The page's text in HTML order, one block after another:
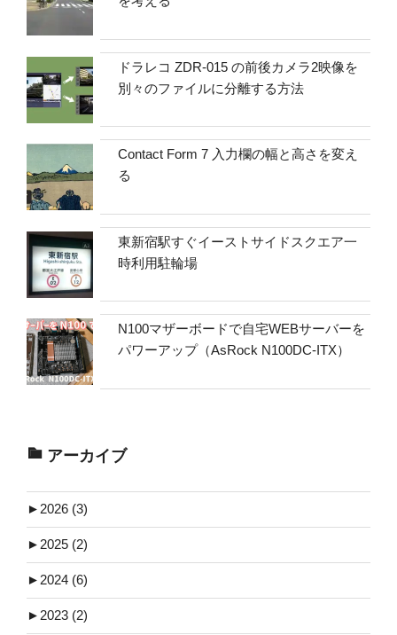
ドラレコ ZDR-015 の前後カメラ2映像を
別々のファイルに分離する方法
Contact Form 7 入力欄の幅と高さを変え
る
東新宿駅すぐイーストサイドスクエア一
時利用駐輪場
N100マザーボードで自宅WEBサーバーを
パワーアップ（AsRock N100DC-ITX）
アーカイブ
► 2026 (3)
► 2025 (2)
► 2024 (6)
► 2023 (2)